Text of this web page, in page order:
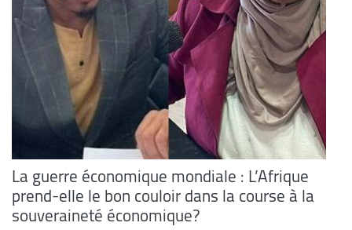
La guerre économique mondiale : L’Afrique
prend-elle le bon couloir dans la course à la
souveraineté économique?